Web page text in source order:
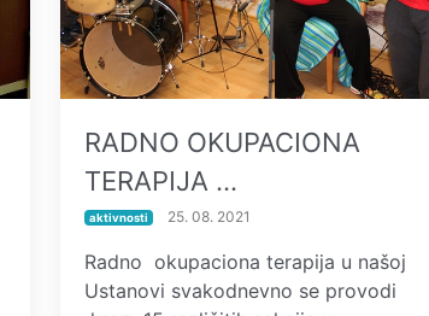
RADNO OKUPACIONA
TERAPIJA …
aktivnosti 25. 08. 2021
Radno okupaciona terapija u našoj
Ustanovi svakodnevno se provodi